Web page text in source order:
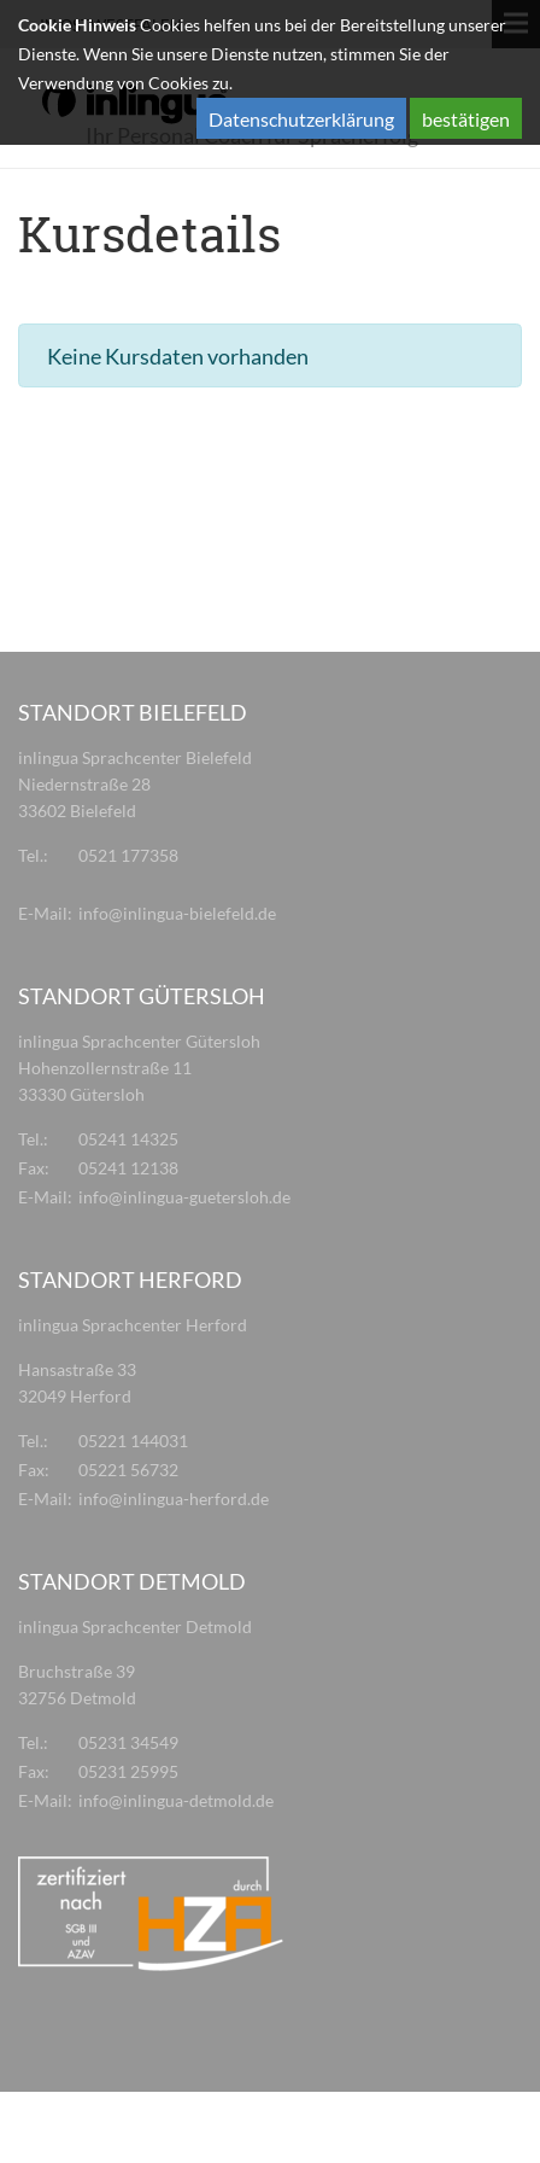
IN OSTWESTFALEN
Ihr Personal Coach für Spracherfolg
Kursdetails
Keine Kursdaten vorhanden
STANDORT BIELEFELD
inlingua Sprachcenter Bielefeld
Niedernstraße 28
33602 Bielefeld
Tel.: 0521 177358
E-Mail: info@inlingua-bielefeld.de
STANDORT GÜTERSLOH
inlingua Sprachcenter Gütersloh
Hohenzollernstraße 11
33330 Gütersloh
Tel.:
05241 14325
Fax:
05241 12138
E-Mail: info@inlingua-guetersloh.de
STANDORT HERFORD
inlingua Sprachcenter Herford
Hansastraße 33
32049 Herford
Tel.:
05221 144031
Fax:
05221 56732
E-Mail: info@inlingua-herford.de
STANDORT DETMOLD
inlingua Sprachcenter Detmold
Bruchstraße 39
32756 Detmold
Tel.:
05231 34549
Fax:
05231 25995
E-Mail: info@inlingua-detmold.de
Cookie HinweisCookies helfen uns bei der Bereitstellung unserer
Dienste. Wenn Sie unsere Dienste nutzen, stimmen Sie der
Verwendung von Cookies zu.
Datenschutzerklärung bestätigen